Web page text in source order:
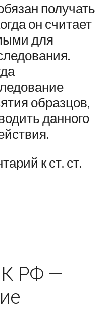
получать
он считает
для
образцов,
данного
к ст. ст.
РФ —